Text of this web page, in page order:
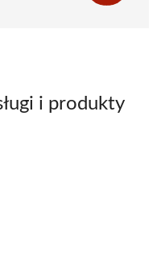
i produkty